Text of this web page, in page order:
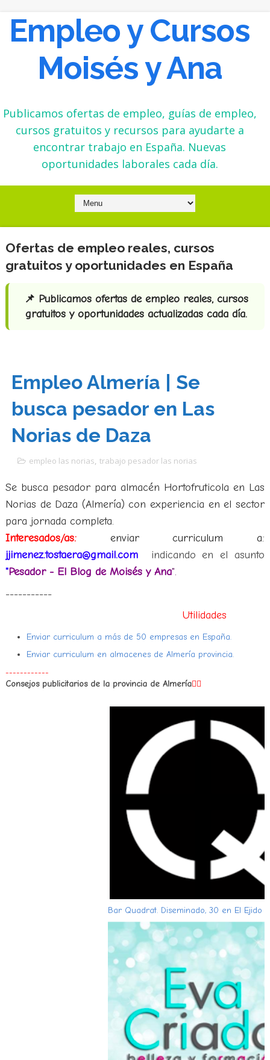
Empleo y Cursos
Moisés y Ana
Publicamos ofertas de empleo, guías de empleo,
cursos gratuitos y recursos para ayudarte a
encontrar trabajo en España. Nuevas
oportunidades laborales cada día.
Ofertas de empleo reales, cursos
gratuitos y oportunidades en España
📌 Publicamos ofertas de empleo reales, cursos
gratuitos y oportunidades actualizadas cada día.
Empleo Almería | Se
busca pesador en Las
Norias de Daza
empleo las norias, trabajo pesador las norias
Se busca pesador para almacén Hortofruticola en Las
Norias de Daza (Almería) con experiencia en el sector
para jornada completa.
Interesados/as:enviar curriculum a:
jjimenez.tostaera@gmail.com
indicando en el asunto
"Pesador - El Blog de Moisés y Ana".
-----------
Utilidades
Enviar curriculum a más de 50 empresas en España.
Enviar curriculum en almacenes de Almería provincia.
------------
Consejos publicitarios de la provincia de Almería👇🏻
Bar Quadrat. Diseminado, 30 en El Ejido